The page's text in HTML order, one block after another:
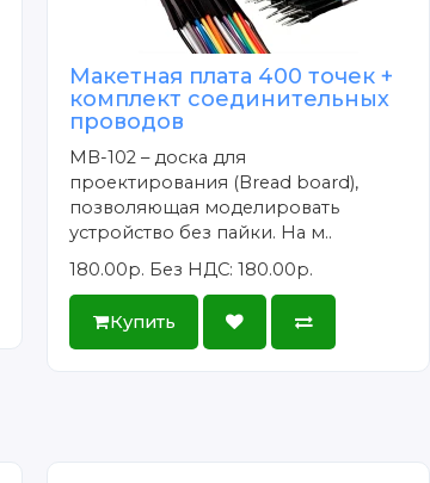
Макетная плата 400 точек +
комплект соединительных
проводов
MB-102 – доска для
проектирования (Bread board),
позволяющая моделировать
устройство без пайки. На м..
180.00р. Без НДС: 180.00р.
Купить